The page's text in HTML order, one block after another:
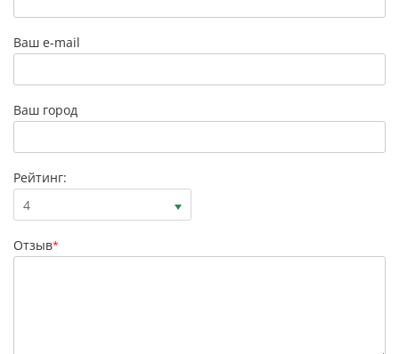
Ваш e-mail
Ваш город
Рейтинг:
4
Отзыв*